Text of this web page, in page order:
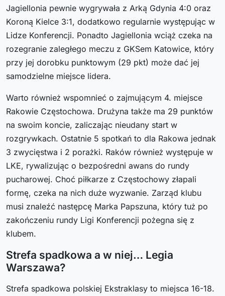
Jagiellonia pewnie wygrywała z Arką Gdynia 4:0 oraz
Koroną Kielce 3:1, dodatkowo regularnie występując w
Lidze Konferencji. Ponadto Jagiellonia wciąż czeka na
rozegranie zaległego meczu z GKSem Katowice, który
przy jej dorobku punktowym (29 pkt) może dać jej
samodzielne miejsce lidera.
Warto również wspomnieć o zajmującym 4. miejsce
Rakowie Częstochowa. Drużyna także ma 29 punktów
na swoim koncie, zaliczając nieudany start w
rozgrywkach. Ostatnie 5 spotkań to dla Rakowa jednak
3 zwycięstwa i 2 porażki. Raków również występuje w
LKE, rywalizując o bezpośredni awans do rundy
pucharowej. Choć piłkarze z Częstochowy złapali
formę, czeka na nich duże wyzwanie. Zarząd klubu
musi znaleźć następcę Marka Papszuna, który tuż po
zakończeniu rundy Ligi Konferencji pożegna się z
klubem.
Strefa spadkowa a w niej… Legia
Warszawa?
Strefa spadkowa polskiej Ekstraklasy to miejsca 16-18.